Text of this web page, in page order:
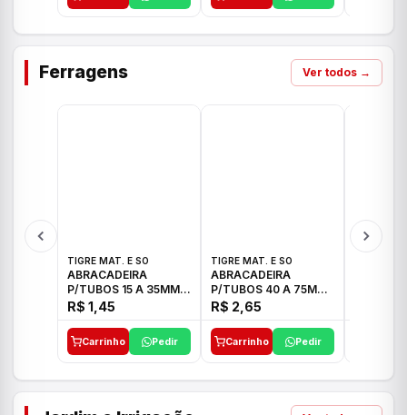
Ferragens Ver todos →
TIGRE MAT. E SO
ABRACADEIRA
P/TUBOS 15 A 35MM
TIGRE
R$ 1,45
Carrinho Pedir
TIGRE MAT. E SO
ABRACADEIRA
P/TUBOS 40 A 75MM
TIGRE
R$ 2,65
Carrinho Pedir